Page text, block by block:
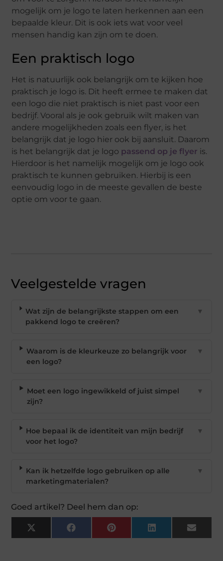
mogelijk om je logo te laten herkennen aan een
bepaalde kleur. Dit is ook iets wat voor veel
mensen handig kan zijn om te doen.
Een praktisch logo
Het is natuurlijk ook belangrijk om te kijken hoe
praktisch je logo is. Dit heeft ermee te maken dat
een logo die niet praktisch is niet past voor een
bedrijf. Vooral als je ook gebruik wilt maken van
andere mogelijkheden zoals een flyer, is het
belangrijk dat je logo hier ook bij aansluit. Daarom
is het belangrijk dat je logo passend op je flyer is.
Hierdoor is het namelijk mogelijk om je logo ook
praktisch te kunnen gebruiken. Hierbij is een
eenvoudig logo in de meeste gevallen de beste
optie om voor te gaan.
Veelgestelde vragen
Wat zijn de belangrijkste stappen om een
pakkend logo te creëren?
▼
Waarom is de kleurkeuze zo belangrijk voor
een logo?
▼
Moet een logo ingewikkeld of juist simpel
zijn?
▼
Hoe bepaal ik de identiteit van mijn bedrijf
voor het logo?
▼
Kan ik hetzelfde logo gebruiken op alle
marketingmaterialen?
▼
Goed artikel? Deel hem dan op:
X
(Twitter)
Facebook Pinterest LinkedIn Email